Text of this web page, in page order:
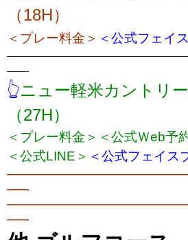
（18H）
＜プレー料金＞ ＜公式フェイ
——-
👆ニュー軽米カントリ
（27H）
＜プレー料金＞ ＜公式Ｗeb予
＜公式LINE＞ ＜公式フェイス
——-
——-